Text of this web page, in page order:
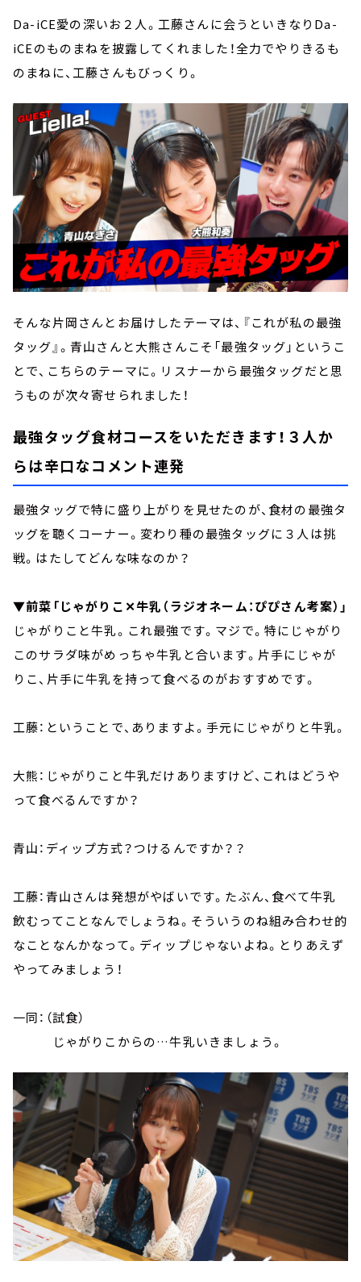
Da-iCE愛の深いお２人。工藤さんに会うといきなりDa-
iCEのものまねを披露してくれました！全力でやりきるも
のまねに、工藤さんもびっくり。
そんな片岡さんとお届けしたテーマは、『これが私の最強
タッグ』。青山さんと大熊さんこそ「最強タッグ」というこ
とで、こちらのテーマに。リスナーから最強タッグだと思
うものが次々寄せられました！
最強タッグ食材コースをいただきます！３人か
らは辛口なコメント連発
最強タッグで特に盛り上がりを見せたのが、食材の最強タ
ッグを聴くコーナー。変わり種の最強タッグに３人は挑
戦。はたしてどんな味なのか？
▼前菜「じゃがりこ✕牛乳（ラジオネーム：ぴぴさん考案）」
じゃがりこと牛乳。これ最強です。マジで。特にじゃがり
このサラダ味がめっちゃ牛乳と合います。片手にじゃが
りこ、片手に牛乳を持って食べるのがおすすめです。
工藤：ということで、ありますよ。手元にじゃがりと牛乳。
大熊：じゃがりこと牛乳だけありますけど、これはどうや
って食べるんですか？
青山：ディップ方式？つけるんですか？？
工藤：青山さんは発想がやばいです。たぶん、食べて牛乳
飲むってことなんでしょうね。そういうのね組み合わせ的
なことなんかなって。ディップじゃないよね。とりあえず
やってみましょう！
一同：（試食）
じゃがりこからの…牛乳いきましょう。